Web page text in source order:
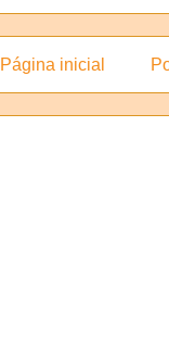
Página inicial